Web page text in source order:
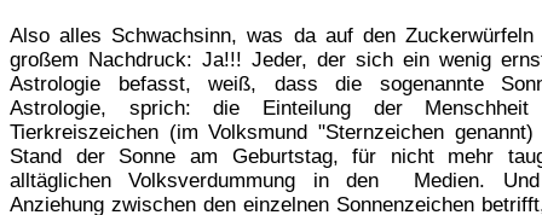
Also alles Schwachsinn, was da auf den
großem Nachdruck: Ja!!! Jeder, der sich ein wenig
Astrologie befasst, weiß, dass die sogenannte
Astrologie, sprich: die Einteilung der
Tierkreiszeichen (im Volksmund "Sternzeichen
Stand der Sonne am Geburtstag, für nicht mehr
alltäglichen Volksverdummung in den Medien.
Anziehung zwischen den einzelnen Sonnenzeichen